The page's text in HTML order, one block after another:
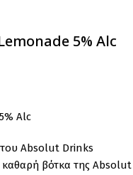
5% Alc
Alc
Absolut Drinks
βότκα της Absolut